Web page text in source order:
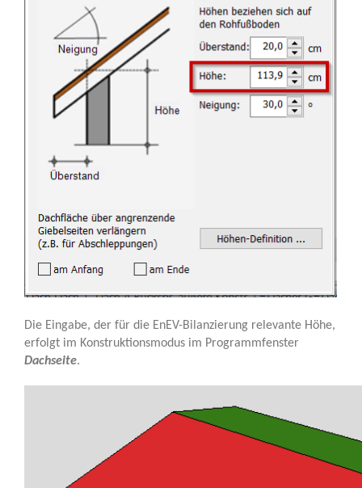
Die Eingabe, der für die EnEV-Bilanzierung relevante Höhe,
erfolgt im Konstruktionsmodus im Programmfenster
Dachseite.